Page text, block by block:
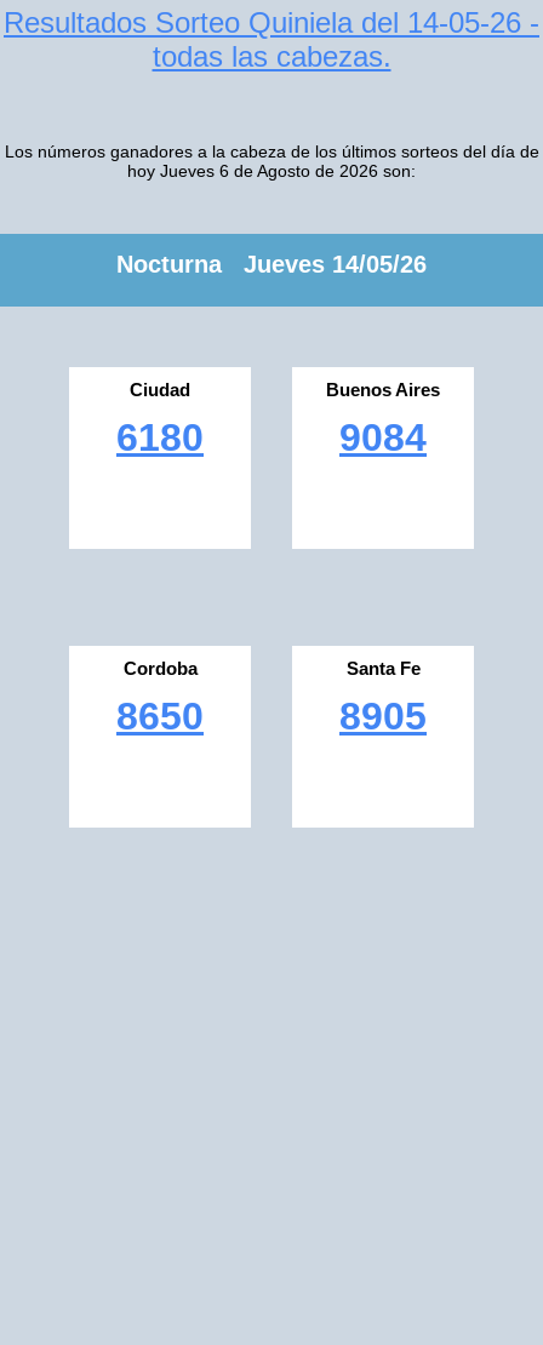
Resultados Sorteo Quiniela del 14-05-26 -
todas las cabezas.
Los números ganadores a la cabeza de los últimos sorteos del día de
hoy Jueves 6 de Agosto de 2026 son:
Nocturna Jueves 14/05/26
Ciudad
6180
Buenos Aires
9084
Cordoba
8650
Santa Fe
8905